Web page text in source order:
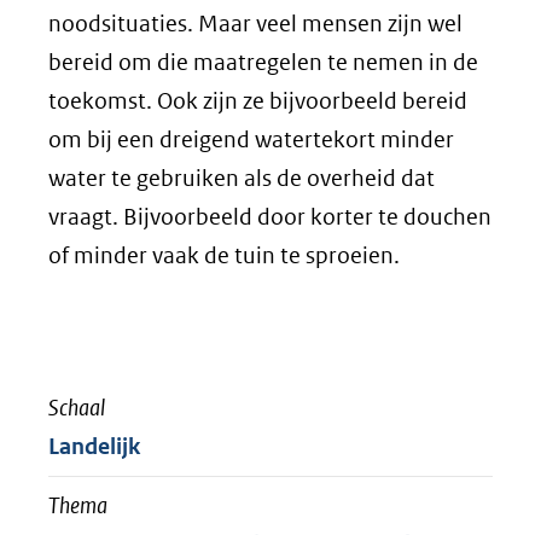
noodsituaties. Maar veel mensen zijn wel
bereid om die maatregelen te nemen in de
toekomst. Ook zijn ze bijvoorbeeld bereid
om bij een dreigend watertekort minder
water te gebruiken als de overheid dat
vraagt. Bijvoorbeeld door korter te douchen
of minder vaak de tuin te sproeien.
Schaal
Landelijk
Thema